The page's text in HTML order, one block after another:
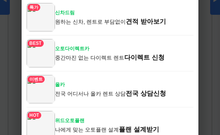
특가
신차드림
원하는 신차, 렌트로 부담없이견적 받아보기
BEST
오토다이렉트카
중간마진 없는 다이렉트 렌트 다이렉트 신청
이벤트
올카
전국 어디서나 올카 렌트 상담전국 상담신청
HOT
위드오토플랜
나에게 맞는 오토플랜 설계플랜 설계받기